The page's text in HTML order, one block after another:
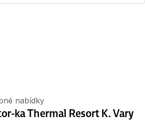
nabídky
ka Thermal Resort K. Vary